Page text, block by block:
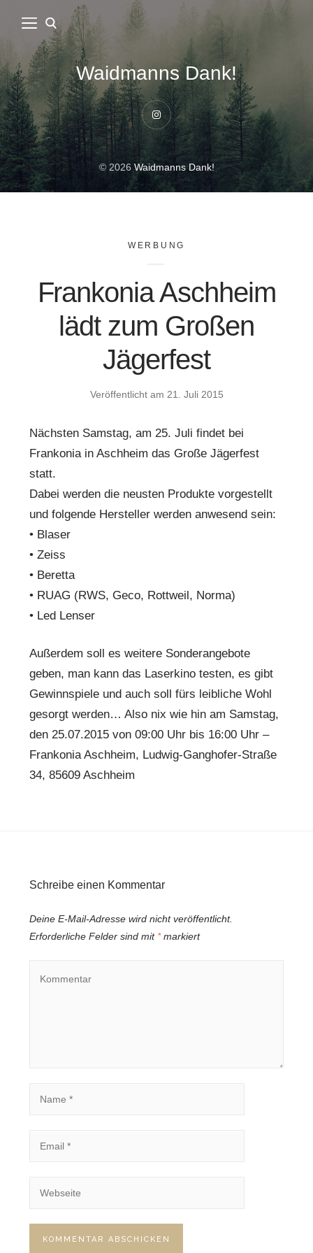
Waidmanns Dank!
Instagram
© 2026Waidmanns Dank!
WERBUNG
Frankonia Aschheim
lädt zum Großen
Jägerfest
Veröffentlicht am 21. Juli 2015
Nächsten Samstag, am 25. Juli findet bei
Frankonia in Aschheim das Große Jägerfest
statt.
Dabei werden die neusten Produkte vorgestellt
und folgende Hersteller werden anwesend sein:
• Blaser
• Zeiss
• Beretta
• RUAG (RWS, Geco, Rottweil, Norma)
• Led Lenser
Außerdem soll es weitere Sonderangebote
geben, man kann das Laserkino testen, es gibt
Gewinnspiele und auch soll fürs leibliche Wohl
gesorgt werden… Also nix wie hin am Samstag,
den 25.07.2015 von 09:00 Uhr bis 16:00 Uhr –
Frankonia Aschheim, Ludwig-Ganghofer-Straße
34, 85609 Aschheim
Schreibe einen Kommentar
Deine E-Mail-Adresse wird nicht veröffentlicht.
Erforderliche Felder sind mit *markiert